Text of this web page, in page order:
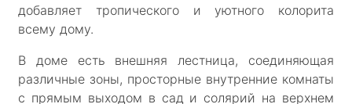
добавляет тропического и уютного колорита
всему дому.
В доме есть внешняя лестница, соединяющая
различные зоны, просторные внутренние комнаты
с прямым выходом в сад и солярий на верхнем